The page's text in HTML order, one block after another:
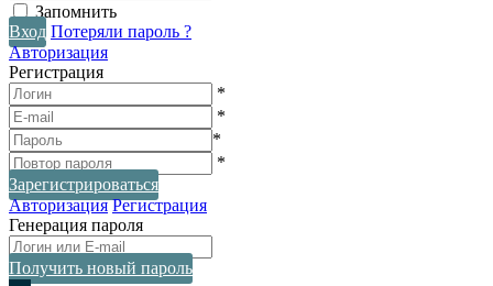
Запомнить
Вход Потеряли пароль ?
Авторизация
Регистрация
*
*
*
*
Зарегистрироваться
Авторизация Регистрация
Генерация пароля
Получить новый пароль